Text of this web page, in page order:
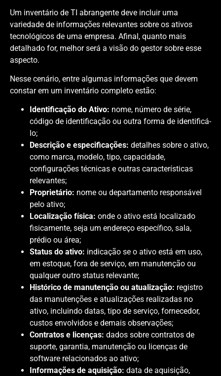
Um inventário de TI abrangente deve incluir uma
variedade de informações relevantes sobre os ativos
tecnológicos de uma empresa. Afinal, quanto mais
detalhado for, melhor será a visão do gestor sobre esse
aspecto.
Nesse cenário, entre algumas informações que devem
constar em um inventário completo estão:
Identificação do Ativo: nome, número de série,
código de identificação ou outra forma de identificá-
lo;
Descrição e especificações: detalhes sobre o ativo,
como marca, modelo, tipo, capacidade,
configurações técnicas e outras características
relevantes;
Proprietário: nome ou departamento responsável
pelo ativo;
Localização física: onde o ativo está localizado
fisicamente, seja um endereço específico, sala,
prédio ou área;
Status do ativo: indicação se o ativo está em uso,
em estoque, fora de serviço, em manutenção ou
qualquer outro status relevante;
Histórico de manutenção ou atualização: registro
das manutenções e atualizações realizadas no
ativo, incluindo datas, tipo de serviço, fornecedor,
custos envolvidos e demais observações;
Contratos e licenças: dados sobre contratos de
suporte, garantia, manutenção ou licenças de
software relacionados ao ativo;
Informações de aquisição: data de aquisição,